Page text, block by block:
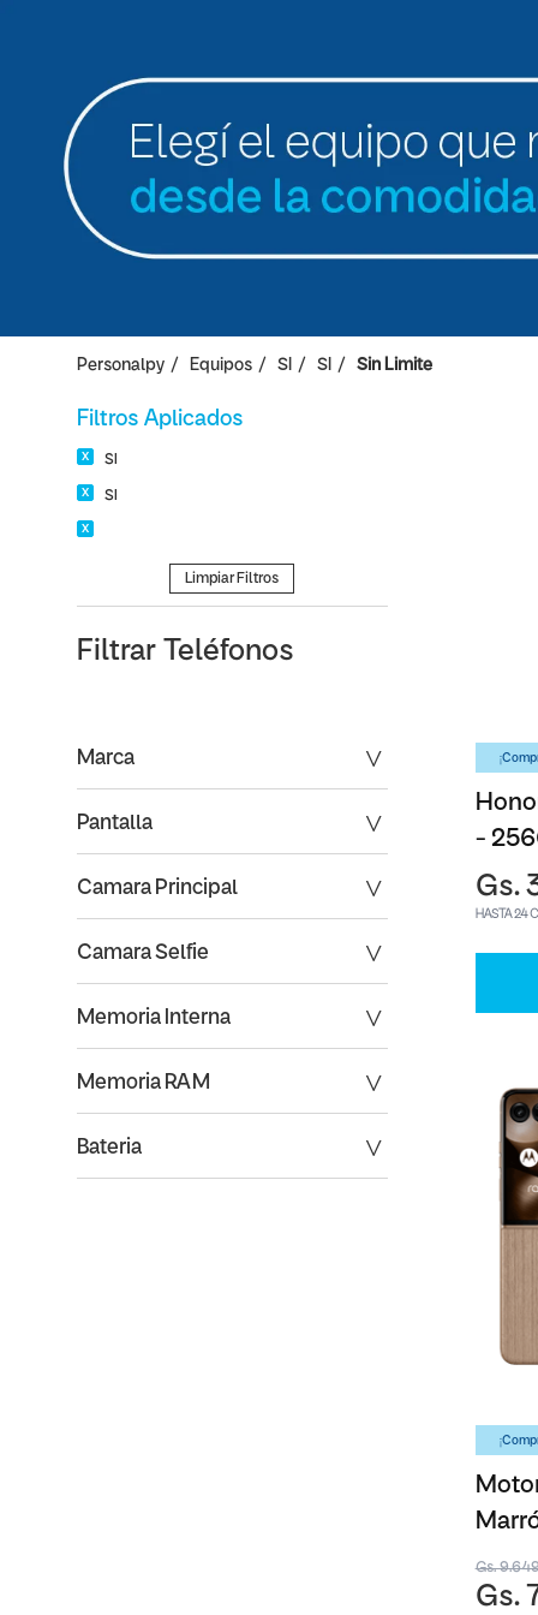
Personalpy Equipos SI SI Sin Limite
Filtros Aplicados
SI
SI
Limpiar Filtros
Filtrar Teléfonos
Marca
Pantalla
Camara Principal
Memoria RAM
Camara Selfie
Memoria Interna
Bateria
-
Gs.
HASTA 24
Gs.
Gs.